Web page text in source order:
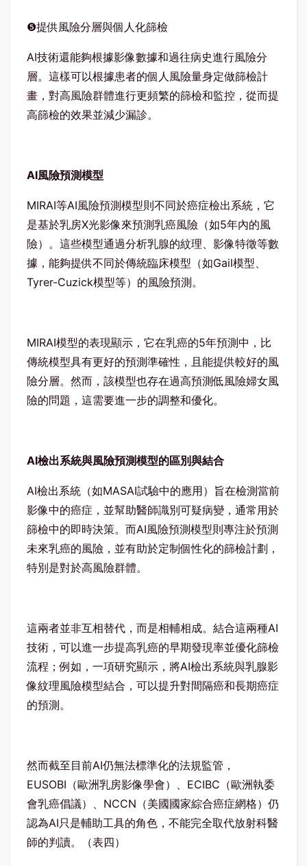
❺提供風險分層與個人化篩檢
AI技術還能夠根據影像數據和過往病史進行風險分
層。這樣可以根據患者的個人風險量身定做篩檢計
畫，對高風險群體進行更頻繁的篩檢和監控，從而提
高篩檢的效果並減少漏診。
AI風險預測模型
MIRAI等AI風險預測模型則不同於癌症檢出系統，它
是基於乳房X光影像來預測乳癌風險（如5年內的風
險）。這些模型通過分析乳腺的紋理、影像特徵等數
據，能夠提供不同於傳統臨床模型（如Gail模型、
Tyrer-Cuzick模型等）的風險預測。
MIRAI模型的表現顯示，它在乳癌的5年預測中，比
傳統模型具有更好的預測準確性，且能提供較好的風
險分層。然而，該模型也存在過高預測低風險婦女風
險的問題，這需要進一步的調整和優化。
AI檢出系統與風險預測模型的區別與結合
AI檢出系統（如MASAI試驗中的應用）旨在檢測當前
影像中的癌症，並幫助醫師識別可疑病變，通常用於
篩檢中的即時決策。而AI風險預測模型則專注於預測
未來乳癌的風險，並有助於定制個性化的篩檢計劃，
特別是對於高風險群體。
這兩者並非互相替代，而是相輔相成。結合這兩種AI
技術，可以進一步提高乳癌的早期發現率並優化篩檢
流程；例如，一項研究顯示，將AI檢出系統與乳腺影
像紋理風險模型結合，可以提升對間隔癌和長期癌症
的預測。
然而截至目前AI仍無法標準化的法規監管，
EUSOBI （歐洲乳房影像學會）、 ECIBC （歐洲執委
會乳癌倡議）、 NCCN （美國國家綜合癌症網格）仍
認為AI只是輔助工具的角色，不能完全取代放射科醫
師的判讀。（表四）